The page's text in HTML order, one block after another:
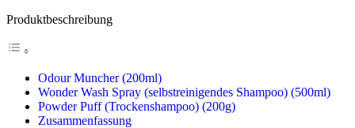
Produktbeschreibung
Odour Muncher (200ml)
Wonder Wash Spray (selbstreinigendes Shampoo) (500ml)
Powder Puff (Trockenshampoo) (200g)
Zusammenfassung